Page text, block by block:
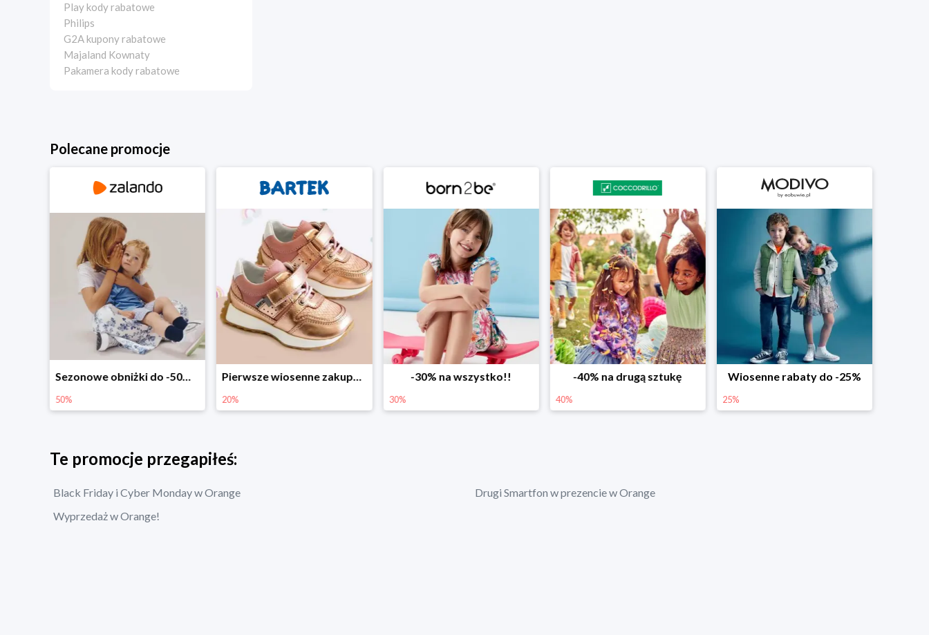
Play kody rabatowe
Philips
G2A kupony rabatowe
Majaland Kownaty
Pakamera kody rabatowe
Polecane promocje
Pierwsze wiosenne zakupy -20%
20%
-30% na wszystko!!
30%
-40% na drugą sztukę
40%
Wiosenne rabaty do -25%
25%
Dodatkowe -25% na wiosenne nowości
25%
Te promocje przegapiłeś:
Black Friday i Cyber Monday w Orange
Drugi Smartfon w prezencie w Orange
Wyprzedaż w Orange!